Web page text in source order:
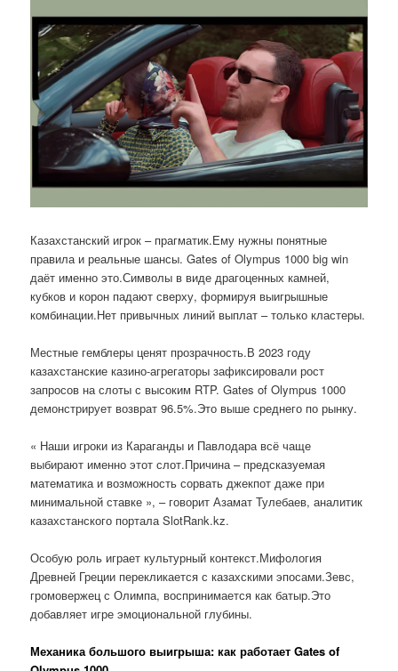
Казахстанский игрок – прагматик.Ему нужны понятные
правила и реальные шансы. Gates of Olympus 1000 big win
даёт именно это.Символы в виде драгоценных камней,
кубков и корон падают сверху, формируя выигрышные
комбинации.Нет привычных линий выплат – только кластеры.
Местные гемблеры ценят прозрачность.В 2023 году
казахстанские казино-агрегаторы зафиксировали рост
запросов на слоты с высоким RTP. Gates of Olympus 1000
демонстрирует возврат 96.5%.Это выше среднего по рынку.
« Наши игроки из Караганды и Павлодара всё чаще
выбирают именно этот слот.Причина – предсказуемая
математика и возможность сорвать джекпот даже при
минимальной ставке », – говорит Азамат Тулебаев, аналитик
казахстанского портала SlotRank.kz.
Особую роль играет культурный контекст.Мифология
Древней Греции перекликается с казахскими эпосами.Зевс,
громовержец с Олимпа, воспринимается как батыр.Это
добавляет игре эмоциональной глубины.
Механика большого выигрыша: как работает Gates of